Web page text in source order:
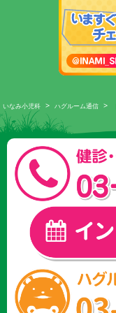
いなみ小児科 > ハグルーム通信 >